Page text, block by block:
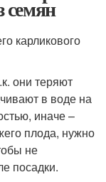
карликового
они теряют
в воде на
иначе –
плода, нужно
не
посадки.